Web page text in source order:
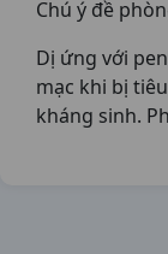
Chú ý đề
Dị ứng với
mạc khi bị
kháng sinh.